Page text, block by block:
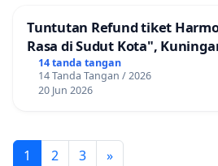
Tuntutan Refund tiket
Rasa di Sudut Kota",
14 tanda tangan
14 Tanda Tangan / 2026
20 Jun 2026
1 2 3 »